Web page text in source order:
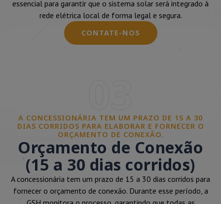
essencial para garantir que o sistema solar será integrado à
rede elétrica local de forma legal e segura.
CONTATE-NOS
A CONCESSIONÁRIA TEM UM PRAZO DE 15 A 30
DIAS CORRIDOS PARA ELABORAR E FORNECER O
ORÇAMENTO DE CONEXÃO.
Orçamento de Conexão
(15 a 30 dias corridos)
A concessionária tem um prazo de 15 a 30 dias corridos para
fornecer o orçamento de conexão. Durante esse período, a